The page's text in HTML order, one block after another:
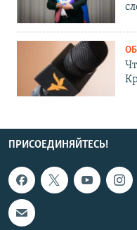
ПРИСОЕДИНЯЙТЕСЬ!